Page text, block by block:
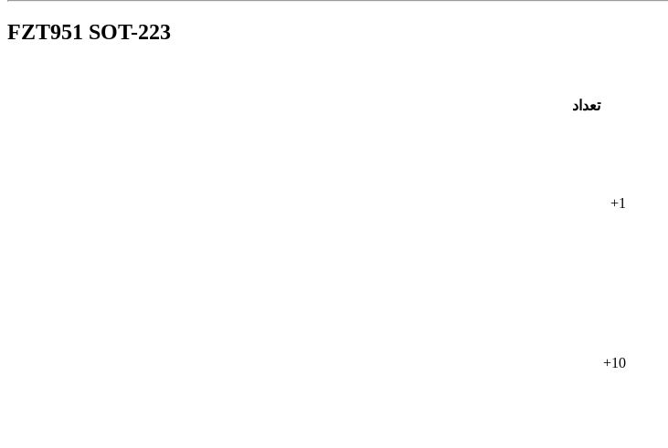
FZT951 SOT-223
تعداد
1
+
10
+